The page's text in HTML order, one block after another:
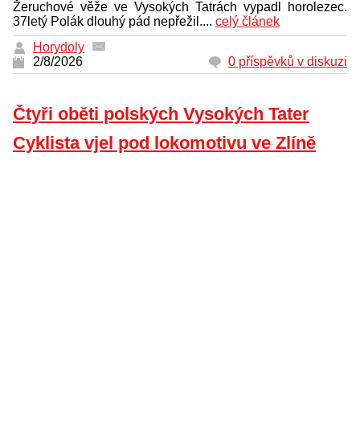
Žeruchové věže ve Vysokých Tatrách vypadl horolezec.
37letý Polák dlouhý pád nepřežil.... celý článek
Horydoly
2/8/2026
0 příspěvků v diskuzi
Čtyři oběti polských Vysokých Tater
Cyklista vjel pod lokomotivu ve Zlíně